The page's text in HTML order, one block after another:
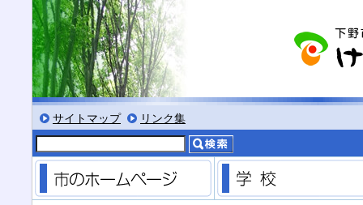
サイトマップ リンク集
イズにする
字を小さくする標準色表示にする
黒背景表示にする
低コントラスト表示にする
市のホームページ